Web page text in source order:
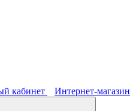
кабинет Интернет-магазин